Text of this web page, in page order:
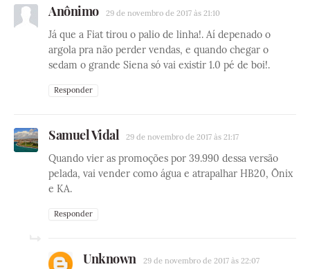
Anônimo 29 de novembro de 2017 às 21:10
Já que a Fiat tirou o palio de linha!. Aí depenado o
argola pra não perder vendas, e quando chegar o
sedam o grande Siena só vai existir 1.0 pé de boi!.
Responder
Samuel Vidal 29 de novembro de 2017 às 21:17
Quando vier as promoções por 39.990 dessa versão
pelada, vai vender como água e atrapalhar HB20, Ônix
e KA.
Responder
Unknown 29 de novembro de 2017 às 22:07